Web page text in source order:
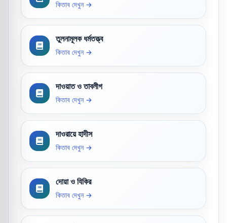
কিতাব দেখুন →
তুলনামূলক ধর্মতত্ত্ব
কিতাব দেখুন →
দাওয়াত ও তাবলীগ
কিতাব দেখুন →
দাওরায়ে হাদীস
কিতাব দেখুন →
দোয়া ও যিকির
কিতাব দেখুন →